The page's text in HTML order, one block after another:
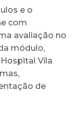
e o
com
avaliação no
módulo,
Vila
de